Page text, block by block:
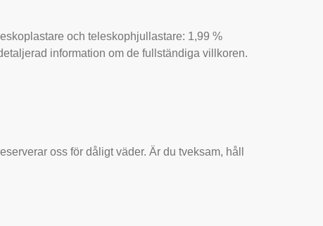
och teleskophjullastare: 1,99 %
information om de fullständiga villkoren.
oss för dåligt väder. Är du tveksam, håll